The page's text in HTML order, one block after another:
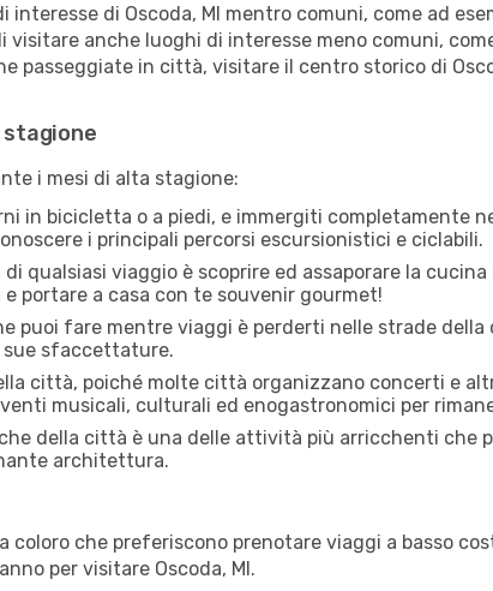
di Oscoda, MI mentro comuni, come ad
anche luoghi di interesse meno comuni,
passeggiate in città, visitare il centro storico di
stagione
i mesi di alta stagione:
in bicicletta o a piedi, e immergiti completamente
i principali percorsi escursionistici e ciclabili.
qualsiasi viaggio è scoprire ed assaporare la cucina
portare a casa con te souvenir gourmet!
puoi fare mentre viaggi è perderti nelle strade della
sue sfaccettature.
città, poiché molte città organizzano concerti e
musicali, culturali ed enogastronomici per
della città è una delle attività più arricchenti che
architettura.
che preferiscono prenotare viaggi a basso
per visitare Oscoda, MI.